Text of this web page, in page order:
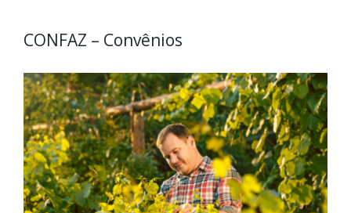
CONFAZ – Convênios